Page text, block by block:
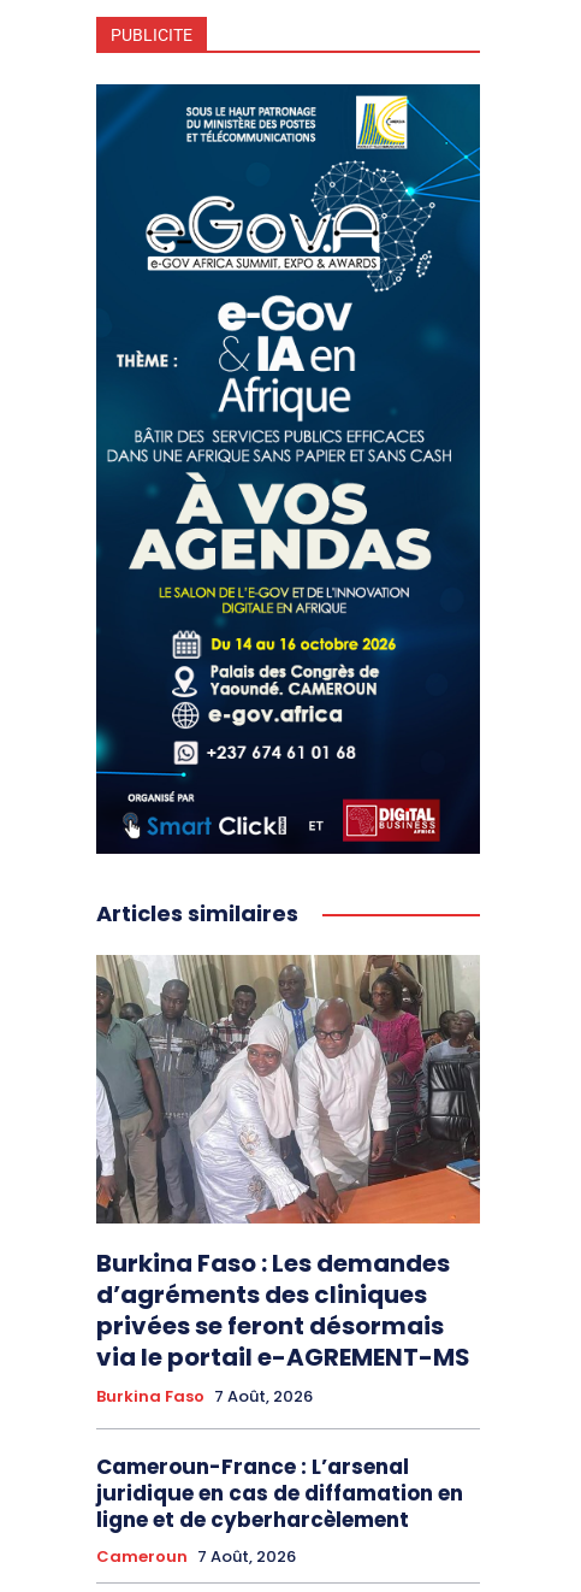
PUBLICITE
Articles similaires
Burkina Faso : Les demandes
d’agréments des cliniques
privées se feront désormais
via le portail e-AGREMENT-MS
Burkina Faso 7 Août, 2026
Cameroun-France : L’arsenal
juridique en cas de diffamation en
ligne et de cyberharcèlement
Cameroun 7 Août, 2026